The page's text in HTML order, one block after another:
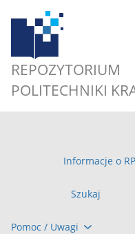
REPOZYTORIUM
POLITECHNIKI
Informacje o
Szukaj
Pomoc / Uwagi